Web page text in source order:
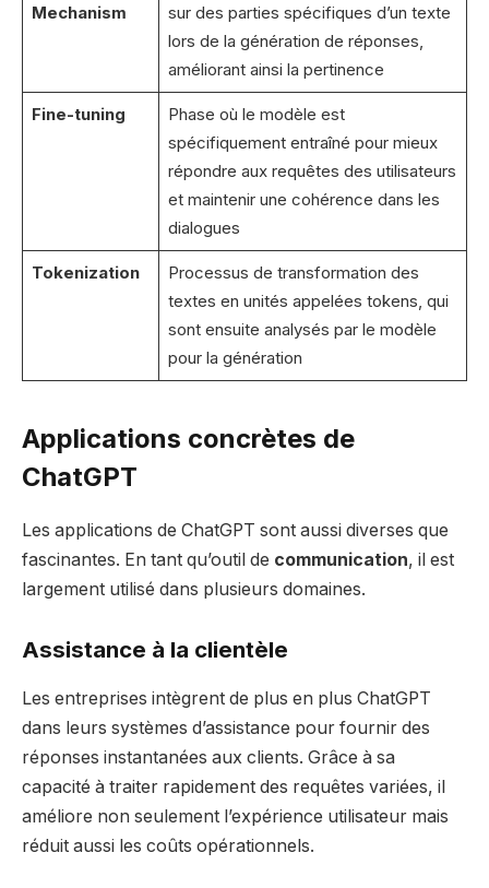
Mechanism
sur des parties spécifiques d’un texte
lors de la génération de réponses,
améliorant ainsi la pertinence
Fine-tuning
Phase où le modèle est
spécifiquement entraîné pour mieux
répondre aux requêtes des utilisateurs
et maintenir une cohérence dans les
dialogues
Tokenization
Processus de transformation des
textes en unités appelées tokens, qui
sont ensuite analysés par le modèle
pour la génération
Applications concrètes de
ChatGPT
Les applications de ChatGPT sont aussi diverses que
fascinantes. En tant qu’outil de communication, il est
largement utilisé dans plusieurs domaines.
Assistance à la clientèle
Les entreprises intègrent de plus en plus ChatGPT
dans leurs systèmes d’assistance pour fournir des
réponses instantanées aux clients. Grâce à sa
capacité à traiter rapidement des requêtes variées, il
améliore non seulement l’expérience utilisateur mais
réduit aussi les coûts opérationnels.